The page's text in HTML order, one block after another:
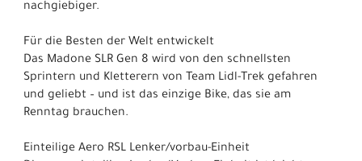
nachgiebiger.
Für die Besten der Welt entwickelt
Das Madone SLR Gen 8 wird von den schnellsten
Sprintern und Kletterern von Team Lidl-Trek gefahren
und geliebt – und ist das einzige Bike, das sie am
Renntag brauchen.
Einteilige Aero RSL Lenker/vorbau-Einheit